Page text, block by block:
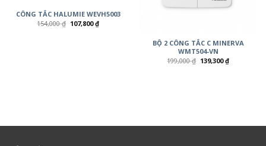
CÔNG TẮC HALUMIE WEVH5003
154,000₫ 107,800₫
BỘ 2 CÔNG TẮC C MINERVA
WMT504-VN
199,000₫ 139,300₫